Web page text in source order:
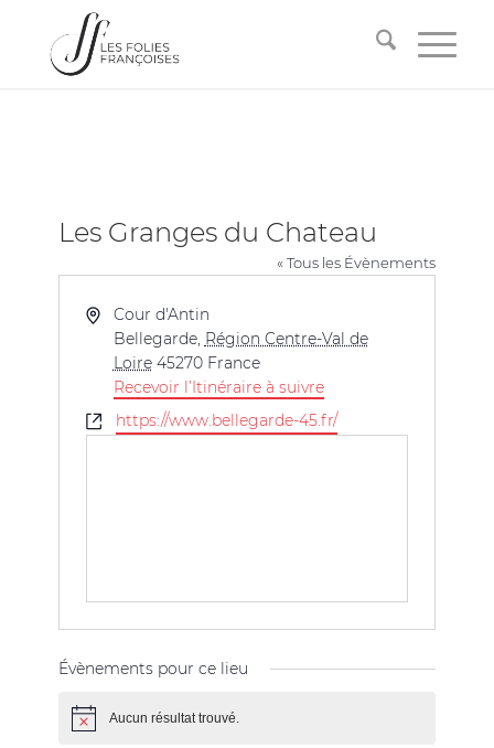
Les Granges du Chateau
« Tous les Évènements
Adresse
Cour d'Antin
Bellegarde, Région Centre-Val de
Loire 45270 France
Recevoir l’Itinéraire à suivre
Site
https://www.bellegarde-45.fr/
Évènements pour ce lieu
NoticeAucun résultat trouvé.